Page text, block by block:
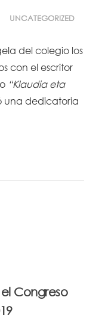
UNCATEGORIZED
del colegio los
con el escritor
“Klaudia eta
una dedicatoria
Congreso